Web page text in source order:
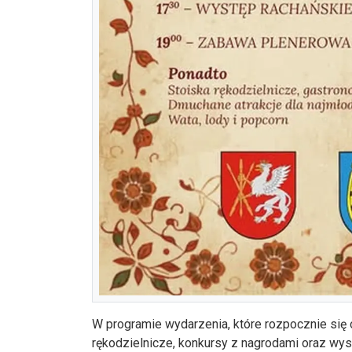
W programie wydarzenia, które rozpocznie
rękodzielnicze, konkursy z nagrodami oraz